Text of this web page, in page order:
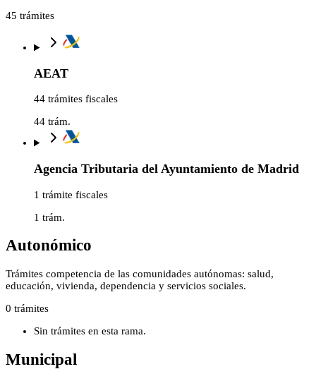
45 trámites
AEAT
44 trámites fiscales
44 trám.
Agencia Tributaria del Ayuntamiento de Madrid
1 trámite fiscales
1 trám.
Autonómico
Trámites competencia de las comunidades autónomas: salud,
educación, vivienda, dependencia y servicios sociales.
0 trámites
Sin trámites en esta rama.
Municipal